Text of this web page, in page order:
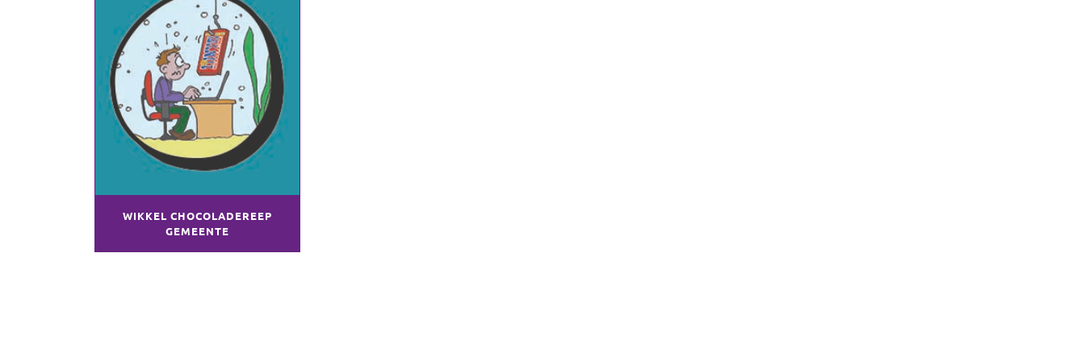
WIKKEL CHOCOLADEREEP
GEMEENTE